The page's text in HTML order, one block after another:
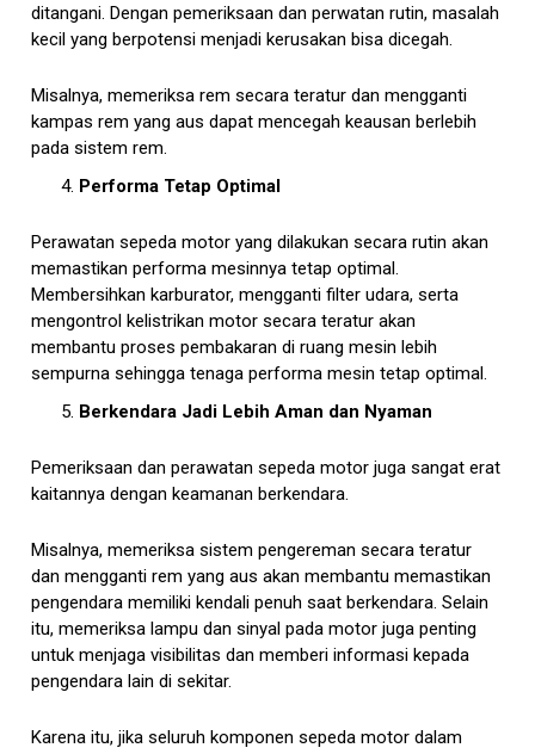
ditangani. Dengan pemeriksaan dan perwatan rutin, masalah
kecil yang berpotensi menjadi kerusakan bisa dicegah.
Misalnya, memeriksa rem secara teratur dan mengganti
kampas rem yang aus dapat mencegah keausan berlebih
pada sistem rem.
Performa Tetap Optimal
Perawatan sepeda motor yang dilakukan secara rutin akan
memastikan performa mesinnya tetap optimal.
Membersihkan karburator, mengganti filter udara, serta
mengontrol kelistrikan motor secara teratur akan
membantu proses pembakaran di ruang mesin lebih
sempurna sehingga tenaga performa mesin tetap optimal.
Berkendara Jadi Lebih Aman dan Nyaman
Pemeriksaan dan perawatan sepeda motor juga sangat erat
kaitannya dengan keamanan berkendara.
Misalnya, memeriksa sistem pengereman secara teratur
dan mengganti rem yang aus akan membantu memastikan
pengendara memiliki kendali penuh saat berkendara. Selain
itu, memeriksa lampu dan sinyal pada motor juga penting
untuk menjaga visibilitas dan memberi informasi kepada
pengendara lain di sekitar.
Karena itu, jika seluruh komponen sepeda motor dalam